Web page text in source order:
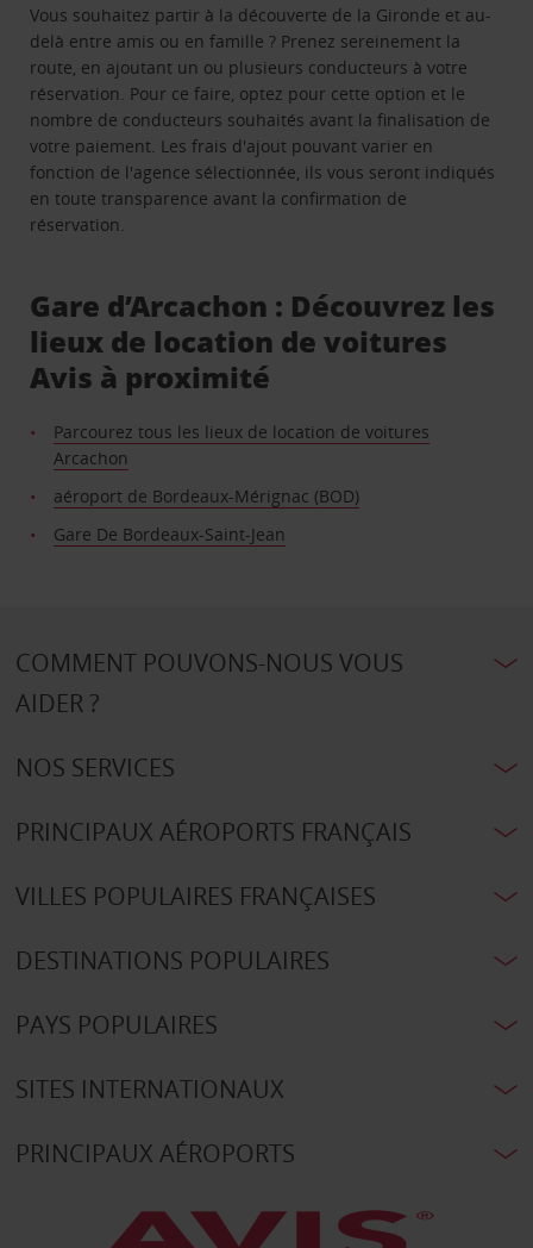
Vous souhaitez partir à la découverte de la Gironde et au-
delà entre amis ou en famille ? Prenez sereinement la
route, en ajoutant un ou plusieurs conducteurs à votre
réservation. Pour ce faire, optez pour cette option et le
nombre de conducteurs souhaités avant la finalisation de
votre paiement. Les frais d'ajout pouvant varier en
fonction de l'agence sélectionnée, ils vous seront indiqués
en toute transparence avant la confirmation de
réservation.
Gare d’Arcachon : Découvrez les
lieux de location de voitures
Avis à proximité
Parcourez tous les lieux de location de voitures
Arcachon
aéroport de Bordeaux-Mérignac (BOD)
Gare De Bordeaux-Saint-Jean
COMMENT POUVONS-NOUS VOUS
AIDER ?
NOS SERVICES
PRINCIPAUX AÉROPORTS FRANÇAIS
VILLES POPULAIRES FRANÇAISES
DESTINATIONS POPULAIRES
PAYS POPULAIRES
SITES INTERNATIONAUX
PRINCIPAUX AÉROPORTS